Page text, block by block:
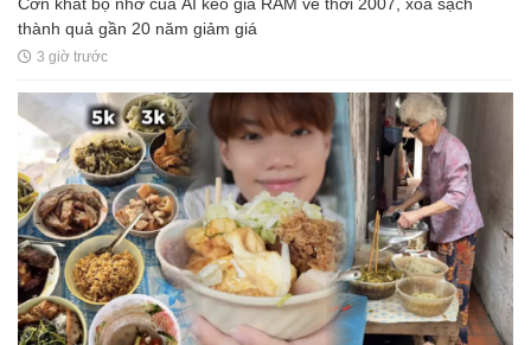
thành quả gần 20 năm giảm giá
3 giờ trước